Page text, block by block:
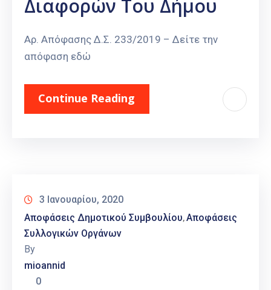
Διαφορών Του Δήμου
Αρ. Απόφασης Δ.Σ. 233/2019 – Δείτε την
απόφαση εδώ
Continue Reading
3 Ιανουαρίου, 2020
Αποφάσεις Δημοτικού Συμβουλίου‚Αποφάσεις
Συλλογικών Οργάνων
By
mioannid
0